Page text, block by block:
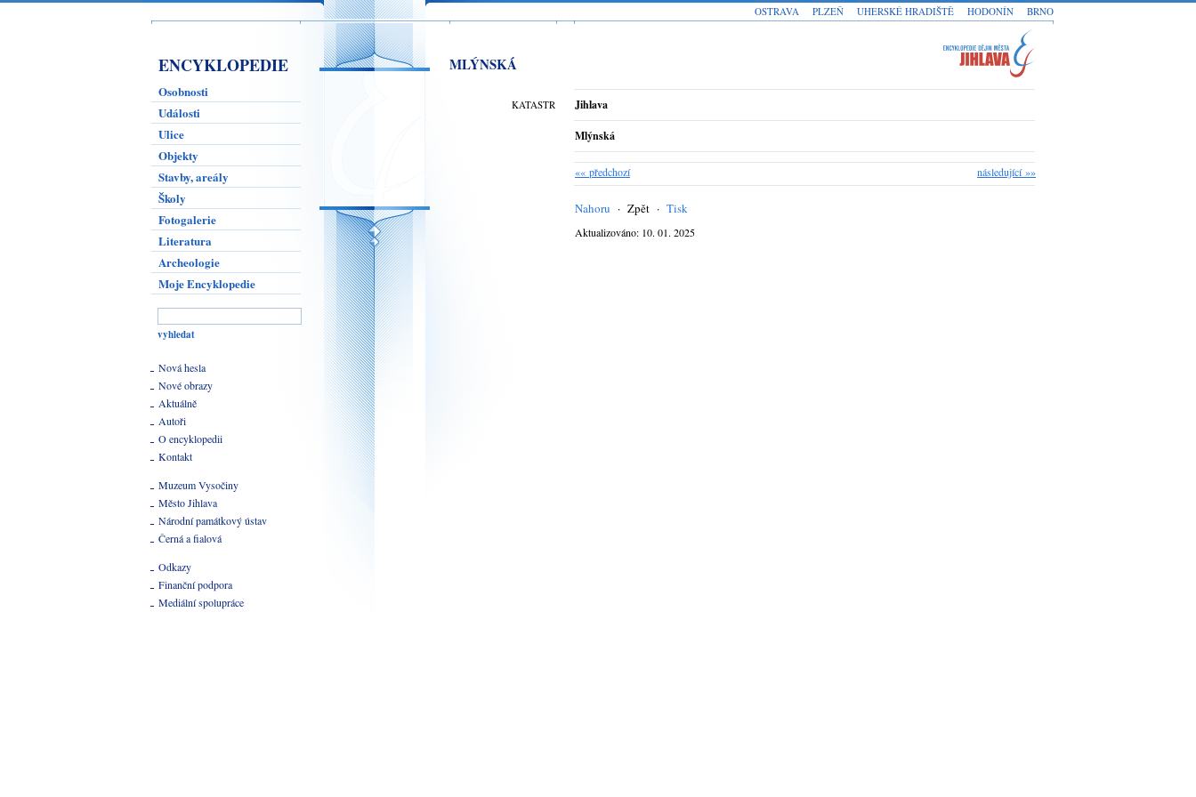
ENCYKLOPEDIE
Osobnosti
Události
Ulice
Objekty
Stavby, areály
Školy
Fotogalerie
Literatura
Archeologie
Moje Encyklopedie
Nová hesla
Nové obrazy
Aktuálně
Autoři
O encyklopedii
Kontakt
Muzeum Vysočiny
Město Jihlava
Národní památkový ústav
Černá a fialová
Odkazy
Finanční podpora
Mediální spolupráce
MLÝNSKÁ
KATASTR Jihlava
Mlýnská
následující »»
«« předchozí
Nahoru · Zpět · Tisk
Aktualizováno: 10. 01. 2025
BRNO
HODONÍN
UHERSKÉ HRADIŠTĚ
PLZEŇ
OSTRAVA